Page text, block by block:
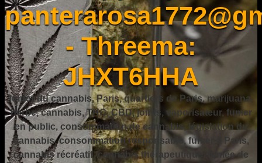
- Threema:
JHXT6HHA
fumer du cannabis, Paris, quartiers de Paris, marijuana,
herbe, cannabis, THC, CBD, joints, vaporisateur, fumer
en public, consommation de cannabis, législation du
cannabis, consommation responsable, fumer à Paris,
cannabis récréatif, cannabis thérapeutique, fumée de